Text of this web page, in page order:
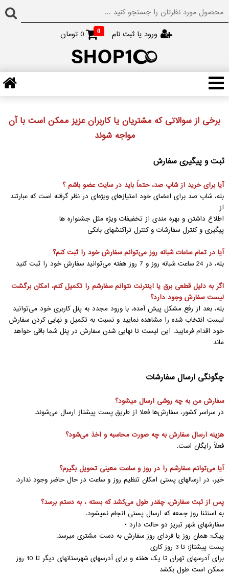
ورود یا ثبت نام 0
0 تومان
برخی از سوالاتی که مشتریان یا کاربران عزیز ممکن است با آن
مواجه شوند
ثبت و پیگیری سفارش
آیا برای خرید از شاپ صد، حتماً باید در سایت عضو باشم ؟
بله، شاپ صد برای اعضای خود امتیازهای ویژه‌ای در نظر گرفته است که عبارتند
از
اطلاع داشتن و بهره مندی از تخفیفات ویژه مثل جشنواره ها
پیگیری و کنترل سفارشات و کنترل تراکنشهای بانکی
آیا در تمام ساعات شبانه روز‌‌ می‌توانم سفارش خود را ثبت کنم؟
بله، در 24 ساعت شبانه روز و 7 روز هفته‌‌ می‌توانید سفارش خود را ثبت کنید
اگر به دلیل قطعی برق یا اینترنت نتوانم سفارشم را تکمیل کنم، امکان برگشت
لیست سفارش وجود دارد؟
بله، بعد از رفع مشکل پیش آمده، با ورود مجدد به پنل کاربری خود‌‌ می‌توانید
لیست انتخاب شده را مشاهده نمایید و نسبت به تکمیل و نهایی کردن سفارش
خود اقدام فرمایید. این لیست تا نهایی شدن سفارش در پنل شما باقی خواهد
ماند
چگونگی ارسال سفارشات
سفارش من به چه روشی ارسال میشود؟
در سراسر کشور، سفارش‌ها فعلا از طریق پست پیشتاز ارسال‌‌ می‌شوند.
هزینه ارسال سفارش به چه صورت محاسبه و اخذ‌‌ می‌شود؟
فعلاً رایگان است.
آیا‌‌ می‌توانم سفارشم را در روز و ساعت معینی تحویل بگیرم؟
خیر، در ارسالهای پستی امکان تنظیم روز و ساعت در حال حاضر وجود ندارد.
پس از ثبت سفارش، چقدر طول‌‌ می‌کشد که بسته ، به دستم برسد؟
به استثنا روز جمعه که ارسال پستی انجام نمیشود،
سفارشهای شهر تبریز دو حالت دارد ؛
پیک: همان روز یا فردای روز سفارش به دست مشتری میرسد.
پست پیشتاز: تا 3 روز کاری
برای آدرسهای تهران تا یک هفته و برای آدرسهای شهرستانهای دیگر تا 10 روز
ممکن است طول بکشد